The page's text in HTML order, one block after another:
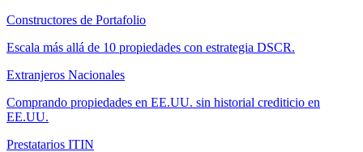
Constructores de Portafolio
Escala más allá de 10 propiedades con estrategia DSCR.
Extranjeros Nacionales
Comprando propiedades en EE.UU. sin historial crediticio en
EE.UU.
Prestatarios ITIN